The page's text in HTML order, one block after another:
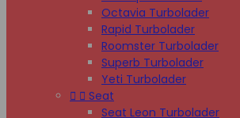
Octavia Turbolader
Rapid Turbolader
Roomster Turbolader
Superb Turbolader
Yeti Turbolader
  Seat
Seat Leon Turbolader